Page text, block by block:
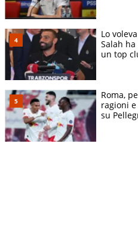
Lo
Salah
un top
Roma,
ragioni
su